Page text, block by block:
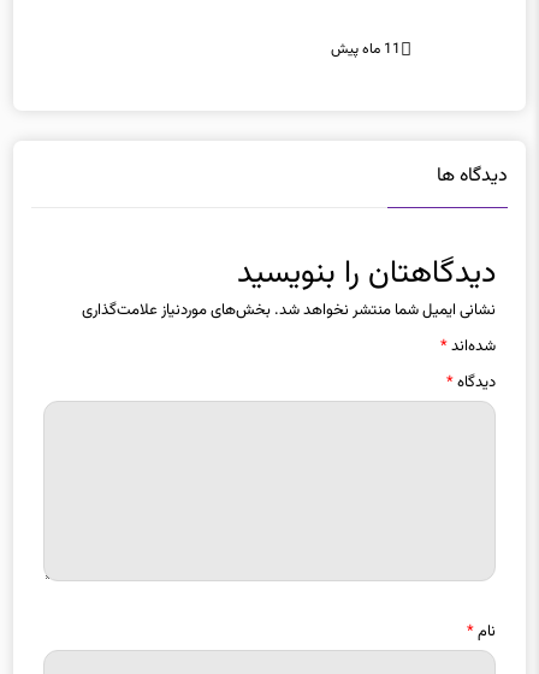
11 ماه پیش
دیدگاه ها
دیدگاهتان را بنویسید
نشانی ایمیل شما منتشر نخواهد شد. بخش‌های موردنیاز علامت‌گذاری
شده‌اند*
دیدگاه*
نام*